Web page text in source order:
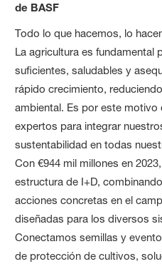
de BASF
Todo lo que hacemos, lo
La agricultura es fundamental
suficientes, saludables y
rápido crecimiento,
ambiental. Es por este
expertos para integrar
sustentabilidad en todas
Con €944 mil millones en
estructura de I+D,
acciones concretas en el
diseñadas para los diversos
Conectamos semillas y
de protección de cultivos,